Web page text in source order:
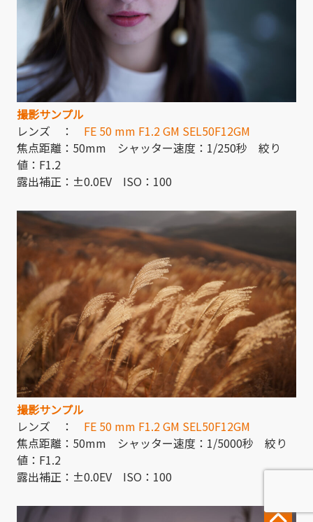
撮影サンプル
レンズ ： FE 50 mm F1.2 GM SEL50F12GM
焦点距離：50mm シャッター速度：1/250秒 絞り
値：F1.2
露出補正：±0.0EV ISO：100
撮影サンプル
レンズ ： FE 50 mm F1.2 GM SEL50F12GM
焦点距離：50mm シャッター速度：1/5000秒 絞り
値：F1.2
露出補正：±0.0EV ISO：100